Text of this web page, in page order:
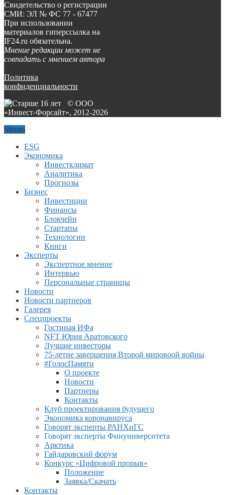
Свидетельство о регистрации
СМИ: ЭЛ № ФС 77 - 67477
При использовании
материалов гиперссылка на
IF24.ru обязательна.
Мнение редакции может не
совпадать с мнением автора
Политика
конфиденциальности
© ООО
«Инвест-Форсайт», 2012-2026
Меню
ESG
Экономика
Инвестклимат
Аналитика
Прогнозы
Бизнес
Инвестиции
Финансы
Блокчейн
Стартапы
Технологии
Книги
Эксперты
Экспертное мнение
Интервью
Персональные страницы
Новости
Новости партнеров
Галерея
Спецпроекты
Гостиная ИФа
NFT Юрия Аратовского
Лучшие инвесторы
75-летие завершения Второй мировоой войны
#ГолосПамяти
О проекте
Новости
Партнеры
Контакты
Клуб проектирования будущего
Экономика коронавируса
Говорят эксперты РАНХиГС
Говорят эксперты Финуниверситета
Арктика
Гайдаровский форум
Конкурс «Цифровой прорыв»
Положение
Заявка/Скачать
Контакты